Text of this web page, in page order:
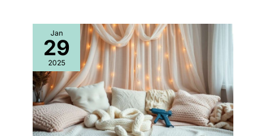
Jan
29
2025